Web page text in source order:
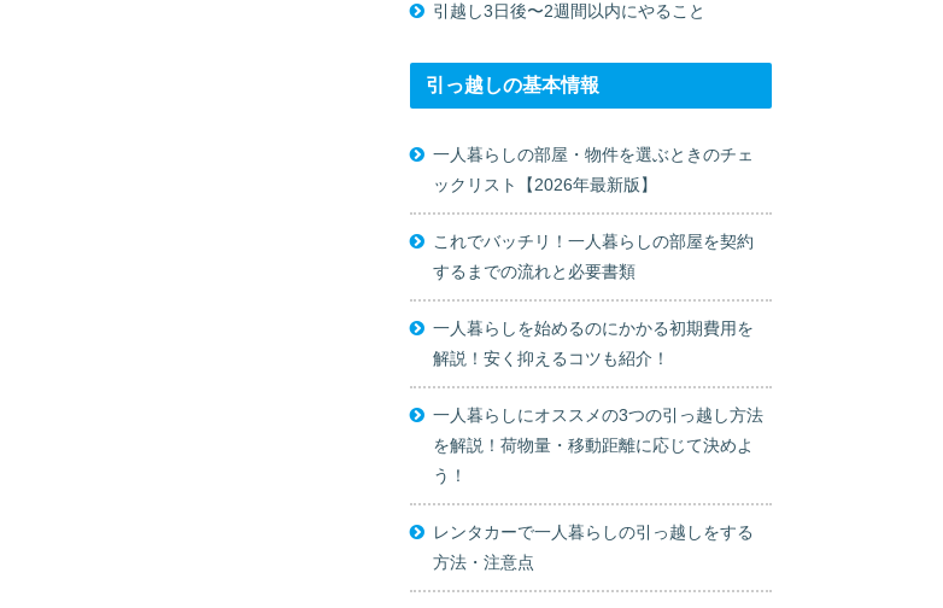
引越し3日後〜2週間以内にやること
引っ越しの基本情報
一人暮らしの部屋・物件を選ぶときのチェ
ックリスト【2026年最新版】
これでバッチリ！一人暮らしの部屋を契約
するまでの流れと必要書類
一人暮らしを始めるのにかかる初期費用を
解説！安く抑えるコツも紹介！
一人暮らしにオススメの3つの引っ越し方法
を解説！荷物量・移動距離に応じて決めよ
う！
レンタカーで一人暮らしの引っ越しをする
方法・注意点